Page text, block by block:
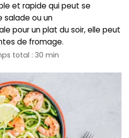
et rapide qui peut se
salade ou un
pour un plat du soir, elle peut
de fromage.
total : 30 min